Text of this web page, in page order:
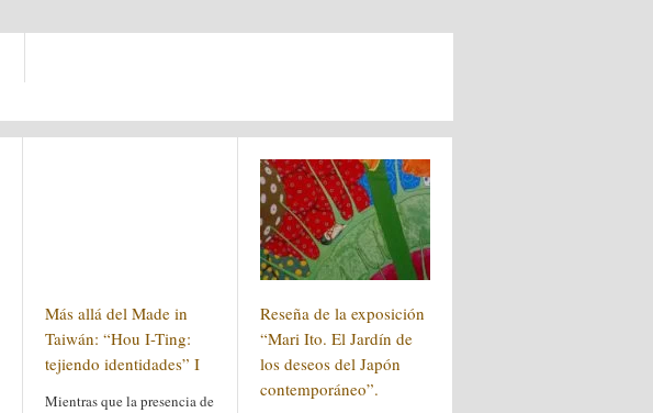
Más allá del Made in
Taiwán: “Hou I-Ting:
tejiendo identidades” I
Mientras que la presencia de
Reseña de la exposición
“Mari Ito. El Jardín de
los deseos del Japón
contemporáneo”.